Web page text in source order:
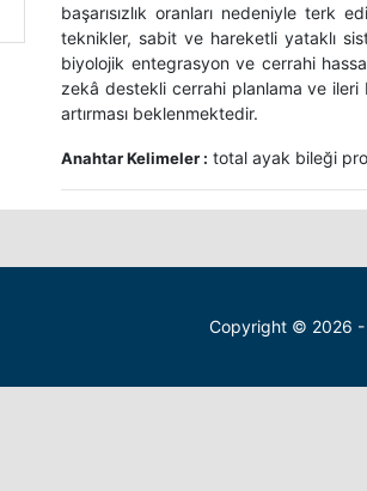
başarısızlık oranları nedeniyle
teknikler, sabit ve hareketli yataklı
biyolojik entegrasyon ve cerrahi
zekâ destekli cerrahi planlama ve ileri
artırması beklenmektedir.
Anahtar Kelimeler : total ayak bileği
Copyright © 2026 -